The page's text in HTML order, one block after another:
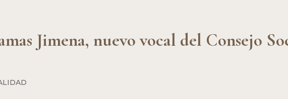
Jimena, nuevo vocal del Consejo